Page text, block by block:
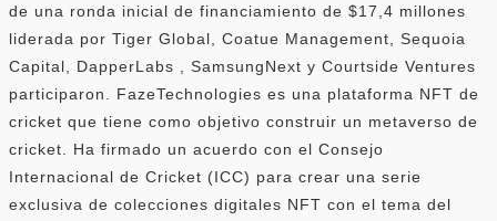
de una ronda inicial de financiamiento de $17,4 millones
liderada por Tiger Global, Coatue Management, Sequoia
Capital, DapperLabs , SamsungNext y Courtside Ventures
participaron. FazeTechnologies es una plataforma NFT de
cricket que tiene como objetivo construir un metaverso de
cricket. Ha firmado un acuerdo con el Consejo
Internacional de Cricket (ICC) para crear una serie
exclusiva de colecciones digitales NFT con el tema del